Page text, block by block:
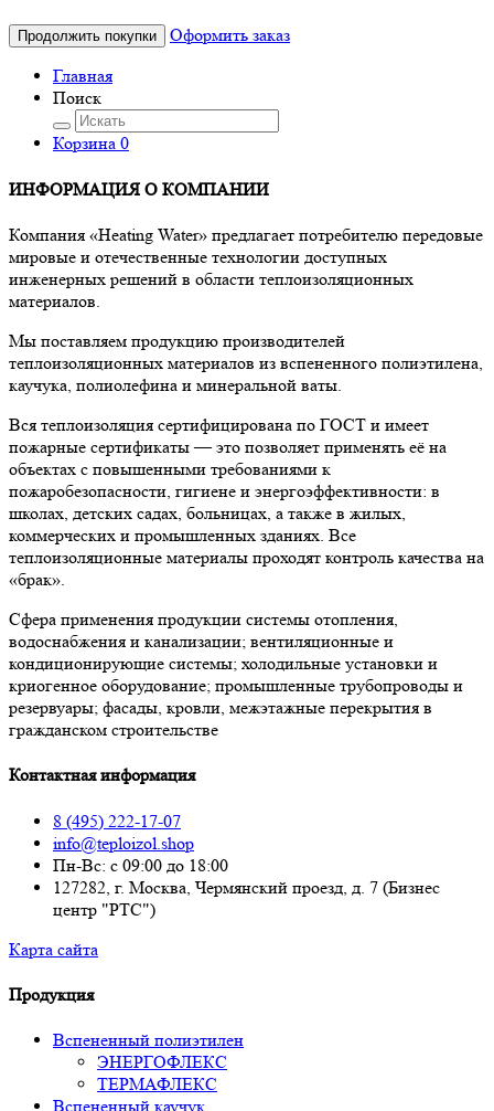
Продолжить покупки
Оформить заказ
Главная
Поиск
Корзина 0
ИНФОРМАЦИЯ О КОМПАНИИ
Компания «Heating Water» предлагает потребителю передовые
мировые и отечественные технологии доступных
инженерных решений в области теплоизоляционных
материалов.
Мы поставляем продукцию производителей
теплоизоляционных материалов из вспененного полиэтилена,
каучука, полиолефина и минеральной ваты.
Вся теплоизоляция сертифицирована по ГОСТ и имеет
пожарные сертификаты — это позволяет применять её на
объектах с повышенными требованиями к
пожаробезопасности, гигиене и энергоэффективности: в
школах, детских садах, больницах, а также в жилых,
коммерческих и промышленных зданиях. Все
теплоизоляционные материалы проходят контроль качества на
«брак».
Сфера применения продукции системы отопления,
водоснабжения и канализации; вентиляционные и
кондиционирующие системы; холодильные установки и
криогенное оборудование; промышленные трубопроводы и
резервуары; фасады, кровли, межэтажные перекрытия в
гражданском строительстве
Контактная информация
8 (495) 222-17-07
info@teploizol.shop
Пн-Вс: с 09:00 до 18:00
127282, г. Москва, Чермянский проезд, д. 7 (Бизнес
центр "РТС")
Карта сайта
Продукция
Вспененный полиэтилен
ЭНЕРГОФЛЕКС
ТЕРМАФЛЕКС
Вспененный каучук